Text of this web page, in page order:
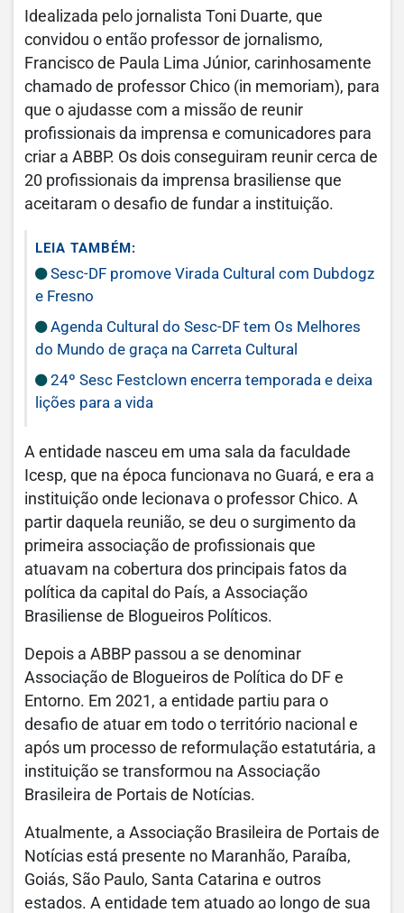
Idealizada pelo jornalista Toni Duarte, que
convidou o então professor de jornalismo,
Francisco de Paula Lima Júnior, carinhosamente
chamado de professor Chico (in memoriam), para
que o ajudasse com a missão de reunir
profissionais da imprensa e comunicadores para
criar a ABBP. Os dois conseguiram reunir cerca de
20 profissionais da imprensa brasiliense que
aceitaram o desafio de fundar a instituição.
LEIA TAMBÉM:
Sesc-DF promove Virada Cultural com Dubdogz
e Fresno
Agenda Cultural do Sesc-DF tem Os Melhores
do Mundo de graça na Carreta Cultural
24º Sesc Festclown encerra temporada e deixa
lições para a vida
A entidade nasceu em uma sala da faculdade
Icesp, que na época funcionava no Guará, e era a
instituição onde lecionava o professor Chico. A
partir daquela reunião, se deu o surgimento da
primeira associação de profissionais que
atuavam na cobertura dos principais fatos da
política da capital do País, a Associação
Brasiliense de Blogueiros Políticos.
Depois a ABBP passou a se denominar
Associação de Blogueiros de Política do DF e
Entorno. Em 2021, a entidade partiu para o
desafio de atuar em todo o território nacional e
após um processo de reformulação estatutária, a
instituição se transformou na Associação
Brasileira de Portais de Notícias.
Atualmente, a Associação Brasileira de Portais de
Notícias está presente no Maranhão, Paraíba,
Goiás, São Paulo, Santa Catarina e outros
estados. A entidade tem atuado ao longo de sua